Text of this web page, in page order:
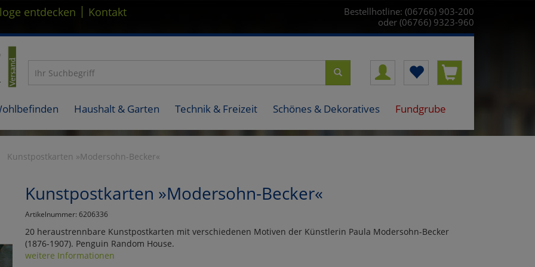
entdecken | Kontakt
Bestellhotline: (06766) 903-200
oder (06766) 9323-960
Haushalt & Garten Technik & Freizeit Schönes & Dekoratives Fundgrube
Kunstpostkarten »Modersohn-Becker«
Kunstpostkarten »Modersohn-Becker«
Artikelnummer: 6206336
20 heraustrennbare Kunstpostkarten mit verschiedenen Motiven der Künstlerin Paula Modersohn-Becker
(1876-1907). Penguin Random House.
weitere Informationen